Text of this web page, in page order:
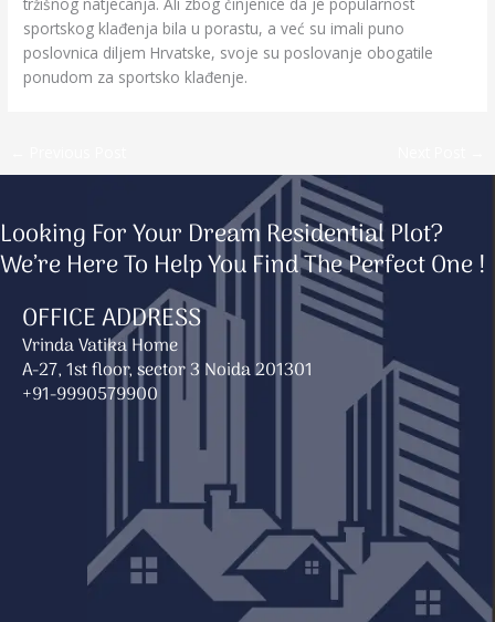
sportskog klađenja bila u porastu, a već su imali puno
poslovnica diljem Hrvatske, svoje su poslovanje obogatile
ponudom za sportsko klađenje.
Looking For Your Dream Residential Plot?
We’re Here To Help You Find The Perfect One !
OFFICE ADDRESS
Vrinda Vatika Home
A-27, 1st floor, sector 3 Noida 201301
+91-9990579900